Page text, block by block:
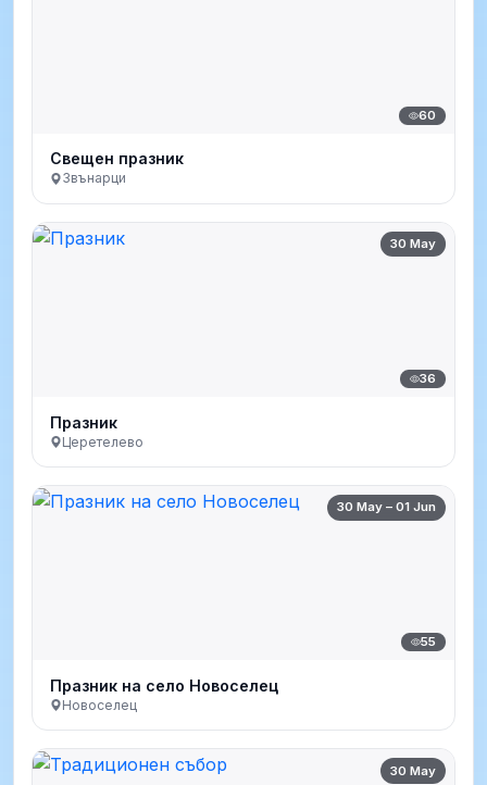
60
Свещен празник
Звънарци
30 May
36
Празник
Церетелево
30 May – 01 Jun
55
Празник на село Новоселец
Новоселец
30 May